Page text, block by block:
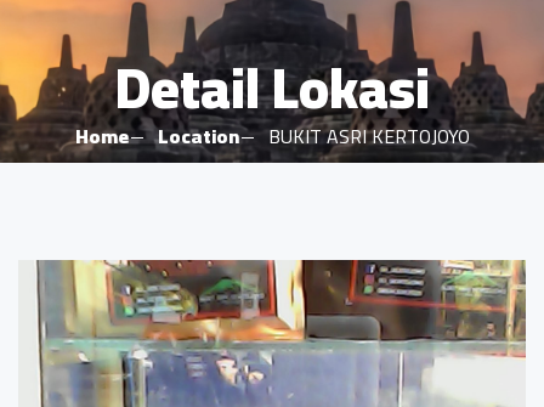
Detail Lokasi
Home Location BUKIT ASRI KERTOJOYO